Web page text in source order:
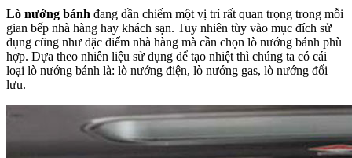
Lò nướng bánh đang dần chiếm một vị trí rất quan trọng trong mỗi
gian bếp nhà hàng hay khách sạn. Tuy nhiên tùy vào mục đích sử
dụng cũng như đặc điểm nhà hàng mà cần chọn lò nướng bánh phù
hợp. Dựa theo nhiên liệu sử dụng để tạo nhiệt thì chúng ta có cái
loại lò nướng bánh là: lò nướng điện, lò nướng gas, lò nướng đối
lưu.